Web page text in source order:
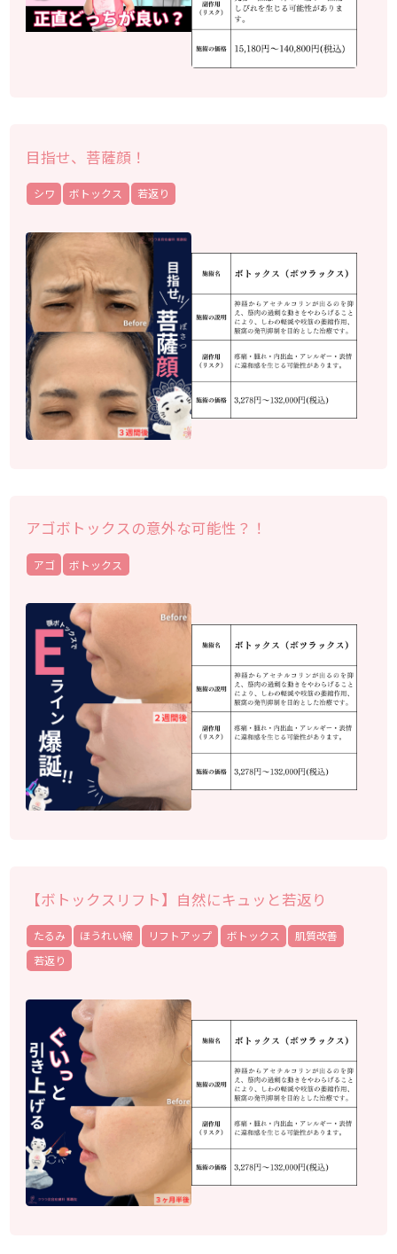
目指せ、菩薩顔！
シワ ボトックス 若返り
アゴボトックスの意外な可能性？！
アゴ ボトックス
【ボトックスリフト】自然にキュッと若返り
たるみ ほうれい線 リフトアップ ボトックス
肌質改善
若返り